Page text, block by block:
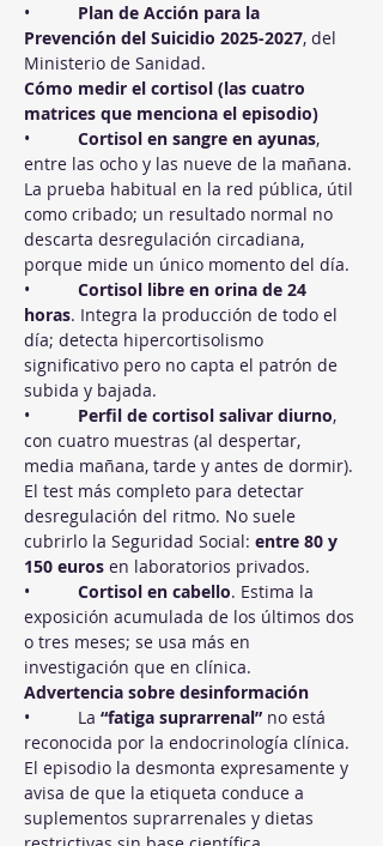
• Plan de Acción para la
Prevención del Suicidio 2025-2027, del
Ministerio de Sanidad.
Cómo medir el cortisol (las cuatro
matrices que menciona el episodio)
• Cortisol en sangre en ayunas,
entre las ocho y las nueve de la mañana.
La prueba habitual en la red pública, útil
como cribado; un resultado normal no
descarta desregulación circadiana,
porque mide un único momento del día.
• Cortisol libre en orina de 24
horas. Integra la producción de todo el
día; detecta hipercortisolismo
significativo pero no capta el patrón de
subida y bajada.
• Perfil de cortisol salivar diurno,
con cuatro muestras (al despertar,
media mañana, tarde y antes de dormir).
El test más completo para detectar
desregulación del ritmo. No suele
cubrirlo la Seguridad Social: entre 80 y
150 euros en laboratorios privados.
• Cortisol en cabello. Estima la
exposición acumulada de los últimos dos
o tres meses; se usa más en
investigación que en clínica.
Advertencia sobre desinformación
•          La “fatiga suprarrenal” no está
reconocida por la endocrinología clínica.
El episodio la desmonta expresamente y
avisa de que la etiqueta conduce a
suplementos suprarrenales y dietas